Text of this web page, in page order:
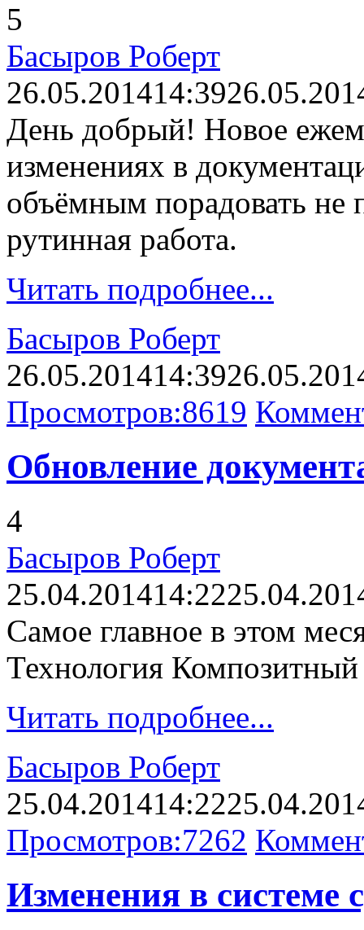
5
Басыров Роберт
26.05.201414:39
День добрый! Новое
изменениях в
объёмным порадовать не
рутинная работа.
Читать подробнее...
Басыров Роберт
26.05.201414:39
Просмотров:8619
Обновление
4
Басыров Роберт
25.04.201414:22
Самое главное в этом
Технология Композитный
Читать подробнее...
Басыров Роберт
25.04.201414:22
Просмотров:7262
Изменения в системе